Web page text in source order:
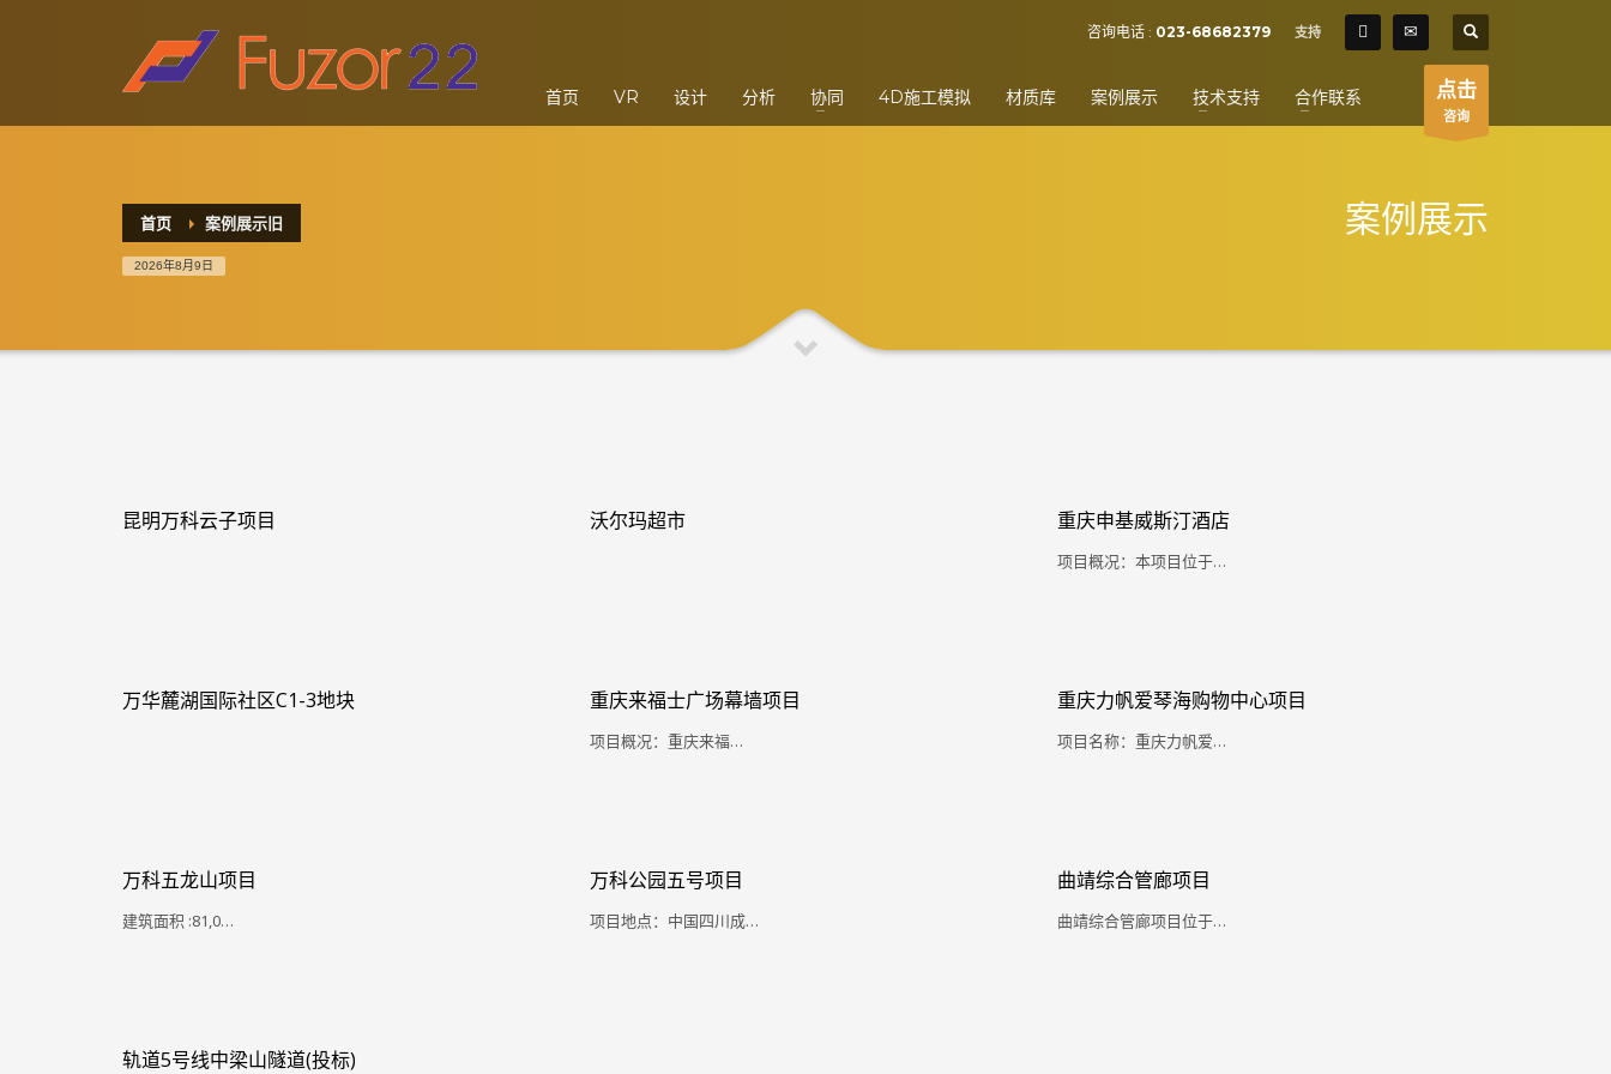
HOW TO SHOP
1 Login or create new account.
SHOWROOM HOURS
Sat - 9:00AM-5:00PM
Sundays by appointment only!
咨询电话 : 023-68682379 支持
首页 VR 设计 分析 协同 4D施工模拟 材质库 案例展示 技术支持 合作联系 点击
咨询
首页 案例展示旧
2026年8月9日
案例展示
昆明万科云子项目 沃尔玛超市 重庆申基威斯汀酒店
项目概况：本项目位于…
万华麓湖国际社区C1-3地块 重庆来福士广场幕墙项目
​项目概况：重庆来福…
重庆力帆爱琴海购物中心项目
项目名称：重庆力帆爱…
万科五龙山项目
建筑面积 :81,0…
万科公园五号项目
项目地点：中国四川成…
曲靖综合管廊项目
曲靖综合管廊项目位于…
轨道5号线中梁山隧道(投标)